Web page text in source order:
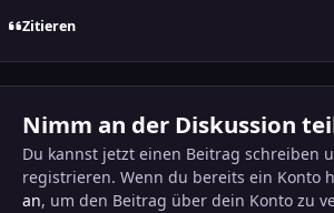
Zitieren
Nimm an der Diskussion
Du kannst jetzt einen Beitrag schreiben
registrieren. Wenn du bereits ein Konto
an, um den Beitrag über dein Konto zu